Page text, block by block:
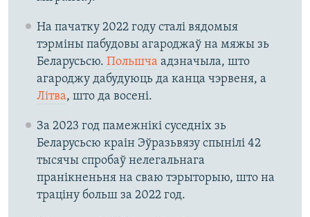
На пачатку 2022 году сталі вядомыя
тэрміны пабудовы агароджаў на мяжы зь
Беларусьсю. Польшча адзначыла, што
агароджу дабудуюць да канца чэрвеня, а
Літва, што да восені.
За 2023 год памежнікі суседніх зь
Беларусьсю краін Эўразьвязу спынілі 42
тысячы спробаў нелегальнага
пранікненьня на сваю тэрыторыю, што на
траціну больш за 2022 год.